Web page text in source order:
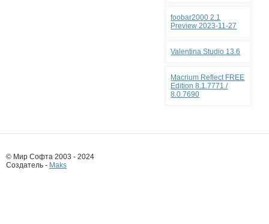
foobar2000 2.1
Preview 2023-11-27
Valentina Studio 13.6
Macrium Reflect FREE
Edition 8.1.7771 /
8.0.7690
© Мир Софта 2003 - 2024
Создатель - Maks